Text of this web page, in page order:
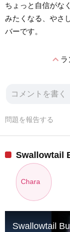
ちょっと自信がな
みたくなる、やさ
バーです。
expand_lessラ
問題を報告する
Swallowtail
Chara
Swallowtail